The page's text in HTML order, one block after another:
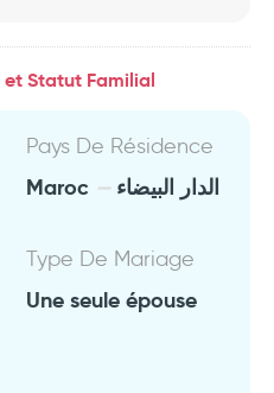
Statut Familial
Pays De Résidence
Maroc الدار البيضاء
Type De Mariage
Une seule épouse